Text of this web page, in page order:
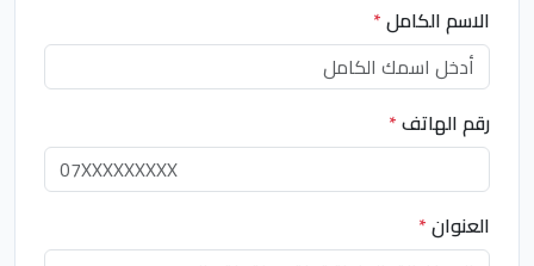
الاسم الكامل*
رقم الهاتف*
العنوان*